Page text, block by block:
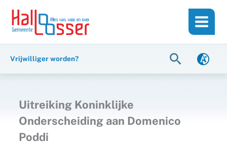
inhoud
naar
Vrijwilliger worden? Zoeken
Uitreiking Koninklijke
Onderscheiding aan Domenico
Poddi